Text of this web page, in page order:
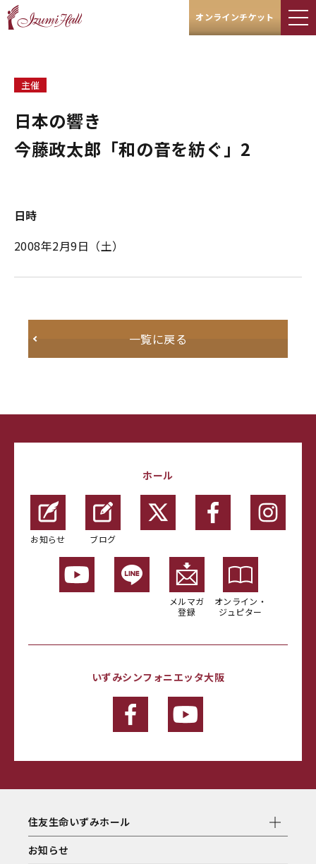
オンラインチケット
主催
日本の響き
今藤政太郎「和の音を紡ぐ」2
日時
2008年2月9日（土）
一覧に戻る
ホール
お知らせ ブログ
メルマガ
登録
オンライン・
ジュピター
いずみシンフォニエッタ大阪
住友生命いずみホール
お知らせ